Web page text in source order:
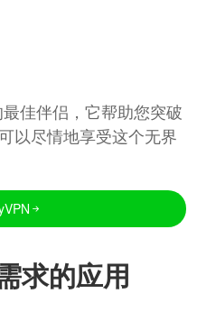
佳伴侣，它帮助您突破
以尽情地享受这个无界
求的应用